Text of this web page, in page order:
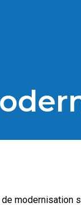
modernisation